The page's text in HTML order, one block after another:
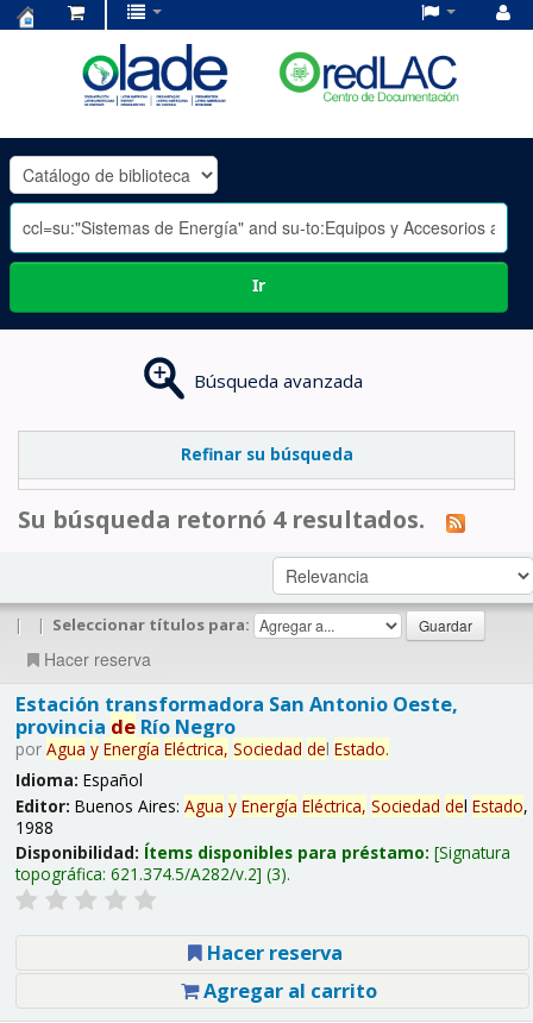
OLADE
-
Ir
Búsqueda avanzada
Refinar su búsqueda
Su búsqueda retornó 4 resultados.
| | Seleccionar títulos para:
Hacer reserva
Estación transformadora San Antonio Oeste,
provincia deRío Negro
por Agua y Energía Eléctrica, Sociedad del Estado.
Idioma: Español
Editor: Buenos Aires: Agua y Energía Eléctrica, Sociedad del Estado,
1988
Disponibilidad: Ítems disponibles para préstamo: Signatura
topográfica: 621.374.5/A282/v.2 (3).
Hacer reserva
Agregar al carrito